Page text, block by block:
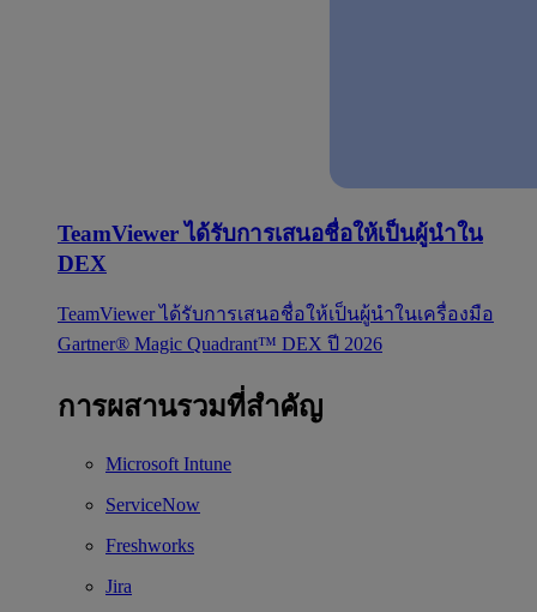
TeamViewer ได้รับการเสนอชื่อให้เป็นผู้นำใน
DEX
TeamViewer ได้รับการเสนอชื่อให้เป็นผู้นำในเครื่องมือ
Gartner® Magic Quadrant™ DEX ปี 2026
การผสานรวมที่สำคัญ
Microsoft Intune
ServiceNow
Freshworks
Jira